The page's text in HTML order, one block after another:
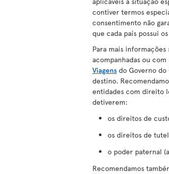
contiver termos
consentimento não
que cada país possui
Para mais
acompanhadas ou
Viagens do Governo
destino.
entidades com direito
detiverem:
os direitos de
os direitos de
o poder paternal
Recomendamos